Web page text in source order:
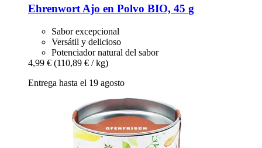
Ehrenwort Ajo en Polvo BIO, 45 g
Sabor excepcional
Versátil y delicioso
Potenciador natural del sabor
4,99 € (110,89 € / kg)
Entrega hasta el 19 agosto